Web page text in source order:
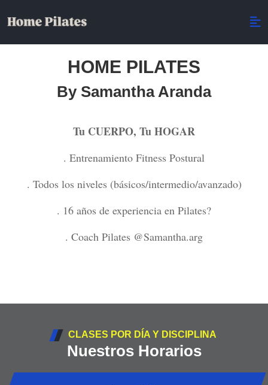
HOME PILATES
By Samantha Aranda
Tu CUERPO, Tu HOGAR
. Entrenamiento Fitness Postural
. Todos los niveles (básicos/intermedio/avanzado)
. 16 años de experiencia en Pilates?
. Coach Pilates @Samantha.arg
CLASES POR DÍA Y DISCIPLINA
Nuestros Horarios